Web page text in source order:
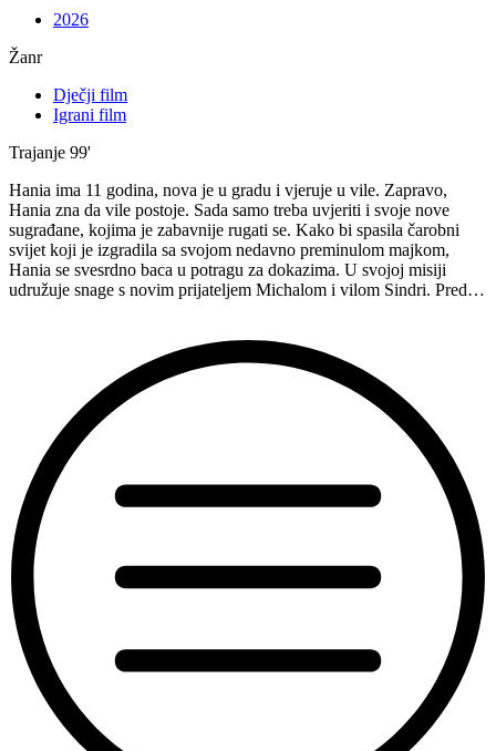
2026
Žanr
Dječji film
Igrani film
Trajanje 99'
Hania ima 11 godina, nova je u gradu i vjeruje u vile. Zapravo,
Hania zna da vile postoje. Sada samo treba uvjeriti i svoje nove
sugrađane, kojima je zabavnije rugati se. Kako bi spasila čarobni
svijet koji je izgradila sa svojom nedavno preminulom majkom,
Hania se svesrdno baca u potragu za dokazima. U svojoj misiji
udružuje snage s novim prijateljem Michalom i vilom Sindri. Pred…